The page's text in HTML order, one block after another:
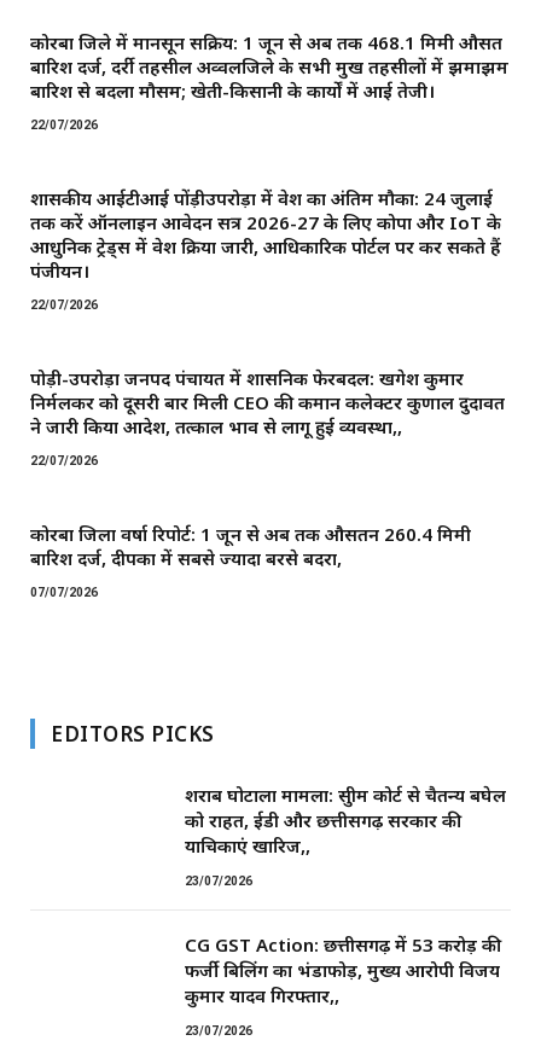
कोरबा जिले में मानसून सक्रिय: 1 जून से अब तक 468.1 मिमी औसत
बारिश दर्ज, दर्री तहसील अव्वलजिले के सभी प्रमुख तहसीलों में झमाझम
बारिश से बदला मौसम; खेती-किसानी के कार्यों में आई तेजी।
22/07/2026
शासकीय आईटीआई पोंड़ीउपरोड़ा में प्रवेश का अंतिम मौका: 24 जुलाई
तक करें ऑनलाइन आवेदन सत्र 2026-27 के लिए कोपा और IoT के
आधुनिक ट्रेड्स में प्रवेश प्रक्रिया जारी, आधिकारिक पोर्टल पर कर सकते हैं
पंजीयन।
22/07/2026
पोड़ी-उपरोड़ा जनपद पंचायत में प्रशासनिक फेरबदल: खगेश कुमार
निर्मलकर को दूसरी बार मिली CEO की कमान ​कलेक्टर कुणाल दुदावत
ने जारी किया आदेश, तत्काल प्रभाव से लागू हुई व्यवस्था,,
22/07/2026
कोरबा जिला वर्षा रिपोर्ट: 1 जून से अब तक औसतन 260.4 मिमी
बारिश दर्ज, दीपका में सबसे ज्यादा बरसे बदरा,
07/07/2026
EDITORS PICKS
शराब घोटाला मामला: सुप्रीम कोर्ट से चैतन्य बघेल
को राहत, ईडी और छत्तीसगढ़ सरकार की
याचिकाएं खारिज,,
23/07/2026
CG GST Action: छत्तीसगढ़ में 53 करोड़ की
फर्जी बिलिंग का भंडाफोड़, मुख्य आरोपी विजय
कुमार यादव गिरफ्तार,,
23/07/2026